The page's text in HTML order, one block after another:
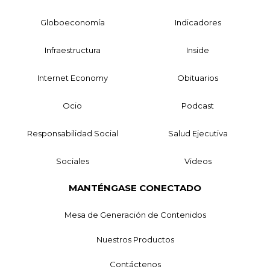
Globoeconomía Indicadores
Infraestructura Inside
Internet Economy Obituarios
Ocio Podcast
Responsabilidad Social Salud Ejecutiva
Sociales Videos
MANTÉNGASE CONECTADO
Mesa de Generación de Contenidos
Nuestros Productos
Contáctenos